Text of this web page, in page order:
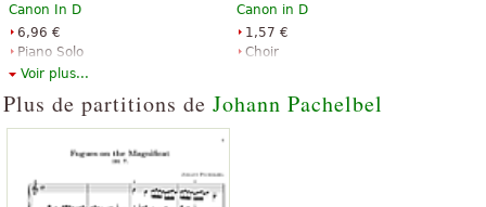
Canon In D
6,96 €
Piano Solo
Music Sales
Canon in D
1,57 €
Choir
Voir plus...
Plus de partitions de Johann Pachelbel